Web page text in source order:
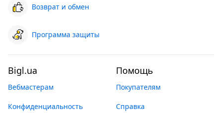
Возврат и обмен
Программа защиты
Bigl.ua
Вебмастерам
Конфиденциальность
Помощь
Покупателям
Справка